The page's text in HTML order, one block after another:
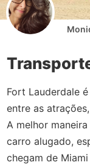
Fort Lauderdale
entre as
A melhor
carro alugado,
chegam de